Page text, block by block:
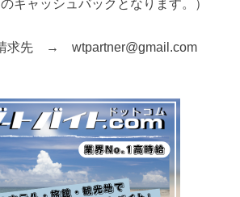
求先 → wtpartner@gmail.com